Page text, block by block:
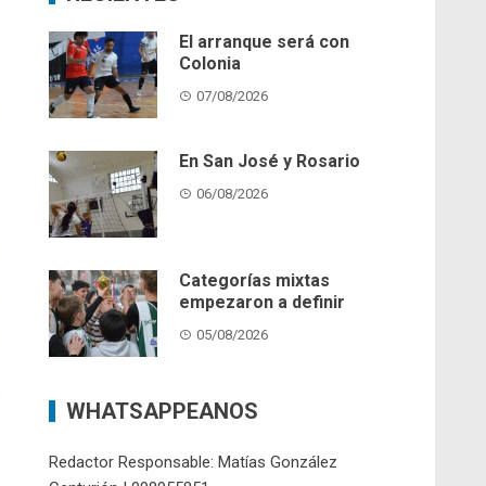
El arranque será con
Colonia
07/08/2026
En San José y Rosario
06/08/2026
Categorías mixtas
empezaron a definir
05/08/2026
WHATSAPPEANOS
Redactor Responsable: Matías González